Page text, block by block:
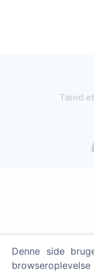
Tænd
Denne side